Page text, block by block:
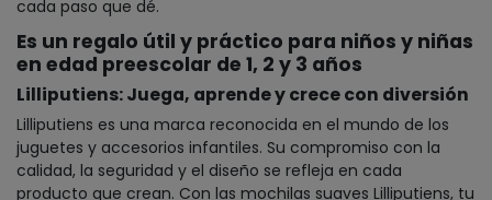
cada paso que dé.
Es un regalo útil y práctico para niños y niñas
en edad preescolar de 1, 2 y 3 años
Lilliputiens: Juega, aprende y crece con diversión
Lilliputiens es una marca reconocida en el mundo de los
juguetes y accesorios infantiles. Su compromiso con la
calidad, la seguridad y el diseño se refleja en cada
producto que crean. Con las mochilas suaves Lilliputiens, tu